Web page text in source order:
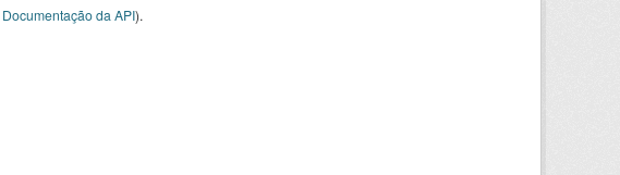
Documentação da API).